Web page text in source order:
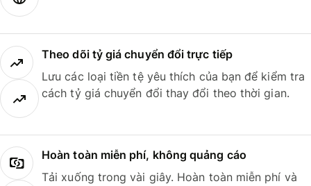
Theo dõi tỷ giá chuyển đổi trực tiếp
Lưu các loại tiền tệ yêu thích của bạn để kiểm tra
cách tỷ giá chuyển đổi thay đổi theo thời gian.
Hoàn toàn miễn phí, không quảng cáo
Tải xuống trong vài giây. Hoàn toàn miễn phí và